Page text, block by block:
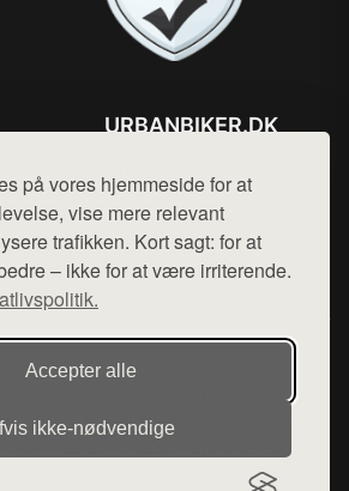
på vores hjemmeside for at
vise mere relevant
trafikken. Kort sagt: for at
– ikke for at være irriterende.
Accepter alle
ikke‑nødvendige
URBANBIKER.DK
Mail: hej@want.dk
Cookie- og privatlivspolitik
want.dk, der udgiver en række
af forskellige produkter fra
sælges ikke varer fra denne side - vi